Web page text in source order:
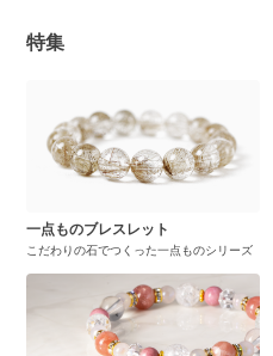
特集
一点ものブレスレット
こだわりの石でつくった一点ものシリーズ